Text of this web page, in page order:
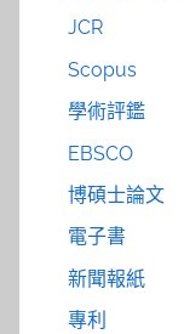
JCR
Scopus
學術評鑑
EBSCO
博碩士論文
電子書
新聞報紙
專利